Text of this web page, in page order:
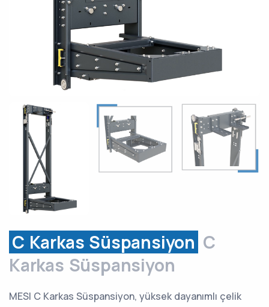
C Karkas Süspansiyon C
Karkas Süspansiyon
MESI C Karkas Süspansiyon, yüksek dayanımlı çelik